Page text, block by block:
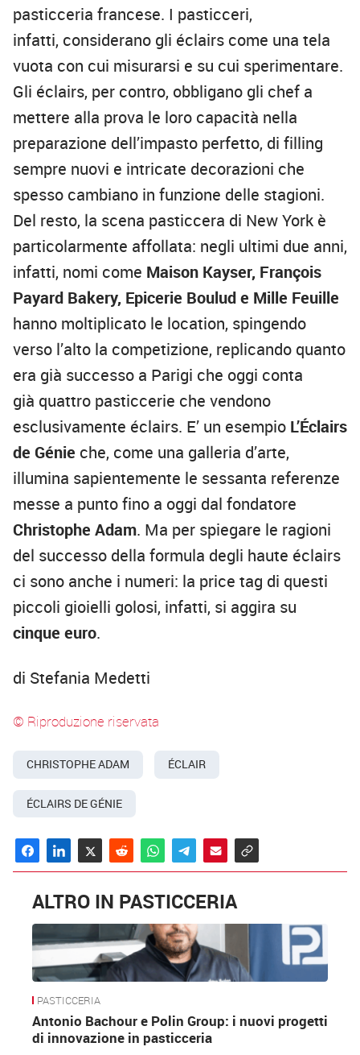
pasticceria francese. I pasticceri,
infatti, considerano gli éclairs come una tela
vuota con cui misurarsi e su cui sperimentare.
Gli éclairs, per contro, obbligano gli chef a
mettere alla prova le loro capacità nella
preparazione dell’impasto perfetto, di filling
sempre nuovi e intricate decorazioni che
spesso cambiano in funzione delle stagioni.
Del resto, la scena pasticcera di New York è
particolarmente affollata: negli ultimi due anni,
infatti, nomi come Maison Kayser, François
Payard Bakery, Epicerie Boulud e Mille Feuille
hanno moltiplicato le location, spingendo
verso l’alto la competizione, replicando quanto
era già successo a Parigi che oggi conta
già quattro pasticcerie che vendono
esclusivamente éclairs. E’ un esempio L’Éclairs
de Génie che, come una galleria d’arte,
illumina sapientemente le sessanta referenze
messe a punto fino a oggi dal fondatore
Christophe Adam. Ma per spiegare le ragioni
del successo della formula degli haute éclairs
ci sono anche i numeri: la price tag di questi
piccoli gioielli golosi, infatti, si aggira su
cinque euro.
di Stefania Medetti
© Riproduzione riservata
CHRISTOPHE ADAM ÉCLAIR
ÉCLAIRS DE GÉNIE
ALTRO IN PASTICCERIA
PASTICCERIA
Antonio Bachour e Polin Group: i nuovi progetti
di innovazione in pasticceria